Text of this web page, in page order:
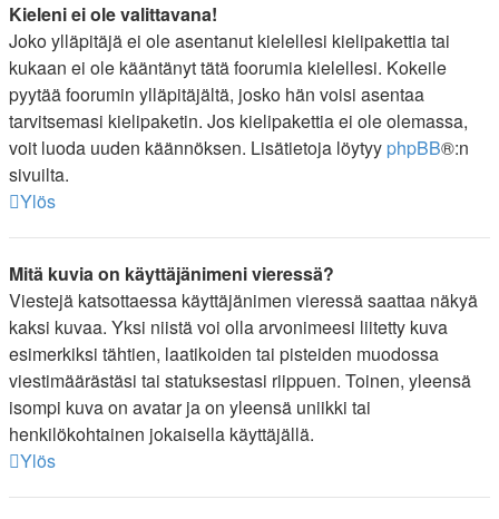
Kieleni ei ole valittavana!
Joko ylläpitäjä ei ole asentanut kielellesi kielipakettia tai
kukaan ei ole kääntänyt tätä foorumia kielellesi. Kokeile
pyytää foorumin ylläpitäjältä, josko hän voisi asentaa
tarvitsemasi kielipaketin. Jos kielipakettia ei ole olemassa,
voit luoda uuden käännöksen. Lisätietoja löytyy phpBB®:n
sivuilta.
Ylös
Mitä kuvia on käyttäjänimeni vieressä?
Viestejä katsottaessa käyttäjänimen vieressä saattaa näkyä
kaksi kuvaa. Yksi niistä voi olla arvonimeesi liitetty kuva
esimerkiksi tähtien, laatikoiden tai pisteiden muodossa
viestimäärästäsi tai statuksestasi riippuen. Toinen, yleensä
isompi kuva on avatar ja on yleensä uniikki tai
henkilökohtainen jokaisella käyttäjällä.
Ylös